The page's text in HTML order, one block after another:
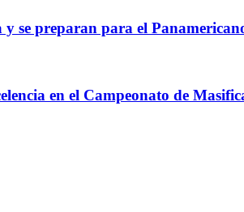
se preparan para el
en el Campeonato de